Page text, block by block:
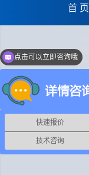
首 页
快速报价
技术咨询
亲，有什么需求呢？